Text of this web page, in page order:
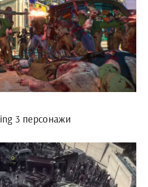
3 персонажи